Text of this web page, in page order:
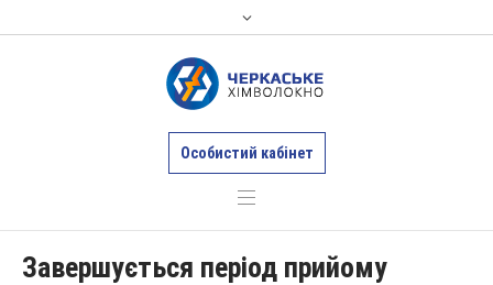
Особистий кабінет
Завершується період прийому